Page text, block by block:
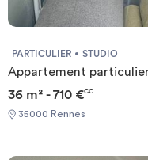
PARTICULIER STUDIO
Appartement
36 m² - 710 €CC
35000 Rennes